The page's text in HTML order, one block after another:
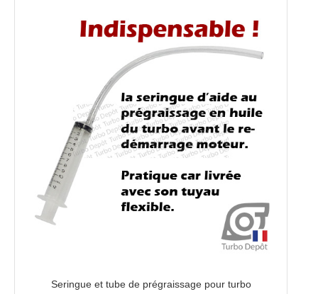
Seringue et tube de prégraissage pour turbo